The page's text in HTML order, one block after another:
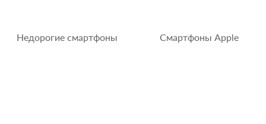
Недорогие смартфоны Смартфоны Apple